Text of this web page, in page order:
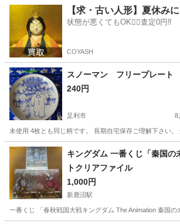
食器
【求・古い人形】夏休み
状態が悪くてもOK🙆‍♀️査定0円‼️
COYASH
スノーマン フリープレート
240円
足利市 8
未使用 4枚とも同じ柄です。 長期自宅保存ご理解下さい
栃木 足利市 食器 スノーマン
キングダム 一番くじ「秦国の
トクリアファイル
1,000円
新鹿沼駅
一番くじ 「春秋戦国大戦キングダム The Animation 秦国